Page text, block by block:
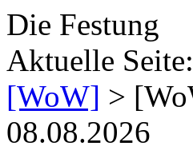
Die Festung
Aktuelle Seite:
[WoW] >
08.08.2026